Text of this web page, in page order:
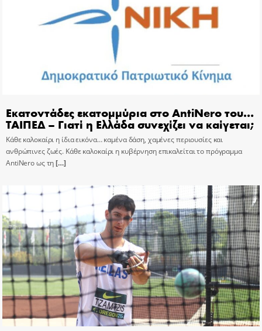
Εκατοντάδες εκατομμύρια στο AntiNero του…
ΤΑΙΠΕΔ – Γιατί η Ελλάδα συνεχίζει να καίγεται;
Κάθε καλοκαίρι η ίδια εικόνα… καμένα δάση, χαμένες περιουσίες και
ανθρώπινες ζωές. Κάθε καλοκαίρι η κυβέρνηση επικαλείται το πρόγραμμα
AntiNero ως τη[…]